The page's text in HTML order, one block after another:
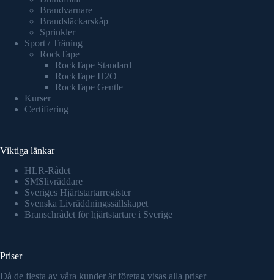
Brandvarnare
Brandsläckarskåp
Sprinkler
Sport / Träning
RockTape
RockTape Standard
RockTape H2O
RockTape Gentle
Kurser
Certifiering
Viktiga länkar
HLR-Rådet
SMSlivräddare
Sveriges Hjärtstartarregister
Svenska Livräddningssällskapet
Branschrådet för hjärtstartare i Sverige
Priser
Då de flesta av våra kunder är företag visas alla priser